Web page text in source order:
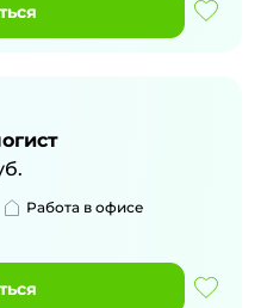
Работа в офисе